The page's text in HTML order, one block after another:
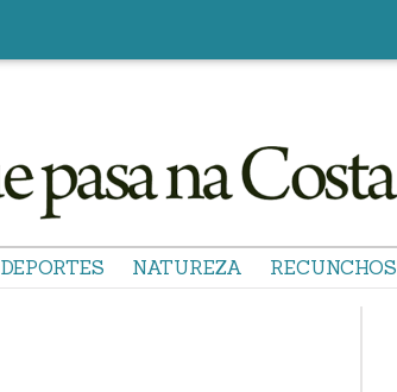
DEPORTES NATUREZA RECUNCHOS